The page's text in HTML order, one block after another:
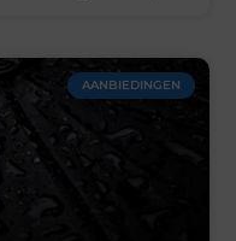
AANBIEDINGEN